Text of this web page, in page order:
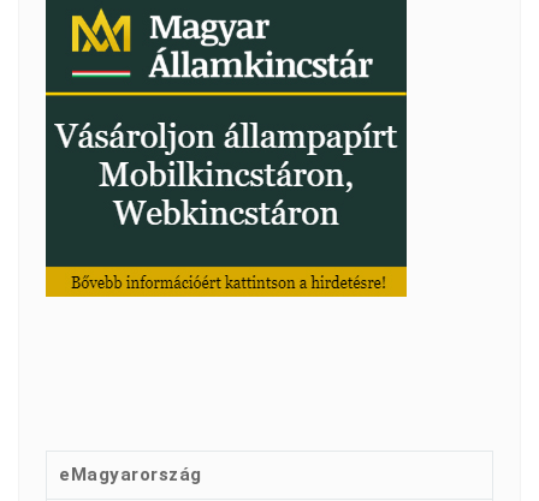
eMagyarország